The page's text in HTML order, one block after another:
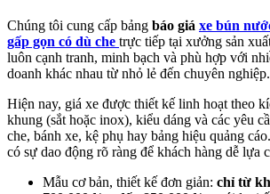
Chúng tôi cung cấp bảng báo giá xe bún
gấp gọn có dù che trực tiếp tại xưởng sản
luôn cạnh tranh, minh bạch và phù hợp với
doanh khác nhau từ nhỏ lẻ đến chuyên nghiệp.
Hiện nay, giá xe được thiết kế linh hoạt theo
khung (sắt hoặc inox), kiểu dáng và các yêu
che, bánh xe, kệ phụ hay bảng hiệu quảng
có sự dao động rõ ràng để khách hàng dễ lựa
Mẫu cơ bản, thiết kế đơn giản: chỉ từ